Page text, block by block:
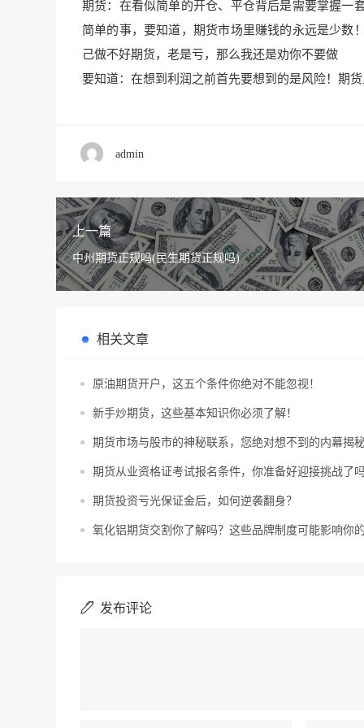
期货：在看似简单的开仓、平仓背后是需要掌握一
简单的事，要知道，期货市场里赚钱的永远是少数
己做不好期货，老是亏， 那么我还是劝你不要做
要知道：在想到利润之前首先要想到的是风险！期
admin
上一篇
中州期货正规吗(民生期货正规吗)
相关文章
原油期货开户，这五个条件你绝对不能忽视！
新手炒期货，这些基本知识你必须了解！
期货市场与股市的神秘联系，您绝对想不到的内幕揭
期货从业资格证考试报名条件，你准备好迎接挑战了
期货投资亏光保证金后，如何逆袭翻身？
氧化铝期货交割你了解吗？这些品牌制度可能影响你
发布评论